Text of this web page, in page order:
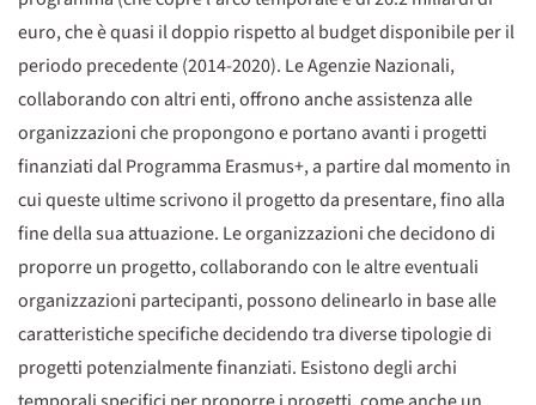
euro, che è quasi il doppio rispetto al budget disponibile per il
periodo precedente (2014-2020). Le Agenzie Nazionali,
collaborando con altri enti, offrono anche assistenza alle
organizzazioni che propongono e portano avanti i progetti
finanziati dal Programma Erasmus+, a partire dal momento in
cui queste ultime scrivono il progetto da presentare, fino alla
fine della sua attuazione. Le organizzazioni che decidono di
proporre un progetto, collaborando con le altre eventuali
organizzazioni partecipanti, possono delinearlo in base alle
caratteristiche specifiche decidendo tra diverse tipologie di
progetti potenzialmente finanziati. Esistono degli archi